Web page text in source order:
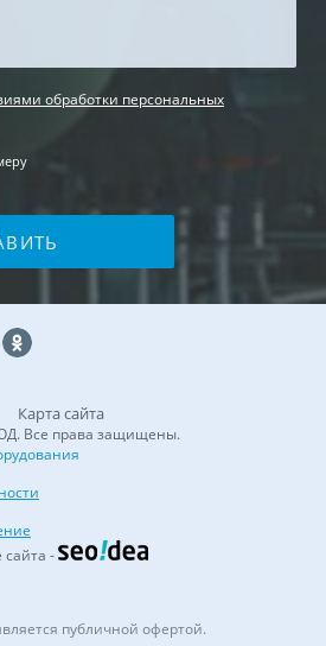
обработки персональных
Все права защищены.
Карта сайта
-
публичной офертой.